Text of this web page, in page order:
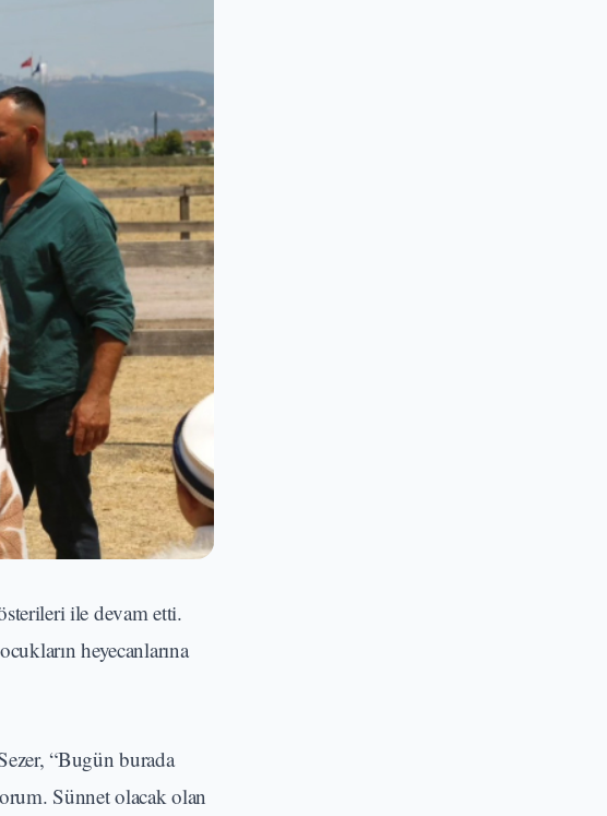
ile devam etti.
heyecanlarına
“Bugün burada
Sünnet olacak olan